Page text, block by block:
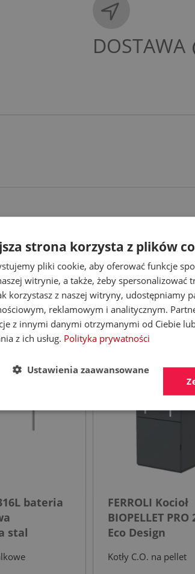
DOSTAWA
Najlepsze promocje
produkty w najlepszych
bateria
stal
- 30%
FERROLI Kocioł
BIOPELLET PRO
Eco Design
Kotły C.O. na pellet
strona korzysta z plików
pliki cookie, aby oferować funkcje
witrynie, a także, żeby spersonalizować
korzystasz z naszej witryny, udostępniamy
reklamowym i analitycznym.
z innymi danymi otrzymanymi od Ciebie
z ich usług. Polityka prywatności
Ustawienia zaawansowane